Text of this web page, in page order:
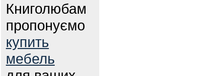
Книголюбам
пропонуємо
купить
мебель